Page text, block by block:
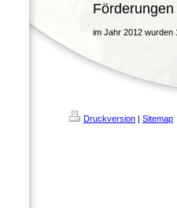
im Jahr 2012 wurden
Druckversion | Sitemap